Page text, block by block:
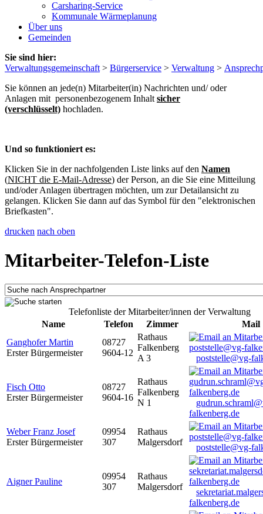
Carsharing-Service
Kommunale Wärmeplanung
Über uns
Gemeinden
Sie sind hier:
Verwaltungsgemeinschaft > Bürgerservice > Verwaltung >
Sie können an jede(n) Mitarbeiter(in) Nachrichten und/ oder
Anlagen mit personenbezogenem Inhalt sicher
(verschlüsselt) hochladen.
Und so funktioniert es:
Klicken Sie in der nachfolgenden Liste links auf den Namen
(NICHT die E-Mail-Adresse) der Person, an die Sie eine Mitteilung
und/oder Anlagen übertragen möchten, um zur Detailansicht zu
gelangen. Klicken Sie dann auf das Symbol für den "elektronischen
Briefkasten".
drucken nach oben
Mitarbeiter-Telefon-Liste
Telefonliste der Mitarbeiter/innen der Verwaltung
Name
Telefon Zimmer
Mail
Ganghofer Martin
Erster Bürgermeister
08727
9604-12
Rathaus
Falkenberg
A 3
poststelle@vg-
Fisch Otto
Erster Bürgermeister
08727
9604-16
Rathaus
Falkenberg
N 1
falkenberg.de
Weber Franz Josef
Erster Bürgermeister
09954
307
Rathaus
Malgersdorf
poststelle@vg-
Aigner Pauline
09954
307
Rathaus
Malgersdorf
falkenberg.de